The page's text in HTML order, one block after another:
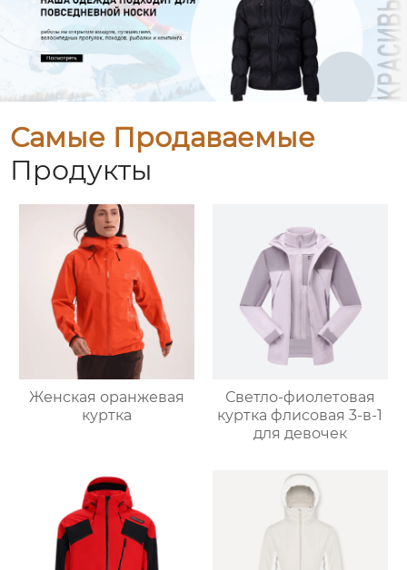
Самые Продаваемые
Продукты
Женская оранжевая
куртка
Светло-фиолетовая
куртка флисовая 3-в-1
для девочек